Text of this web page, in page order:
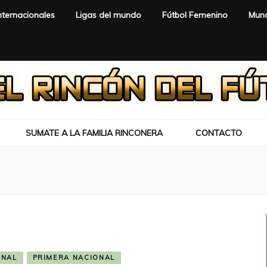
Ligas del mundo Fútbol Femenino
SUMATE A LA FAMILIA RINCONERA CONTACTO
PRIMERA NACIONAL